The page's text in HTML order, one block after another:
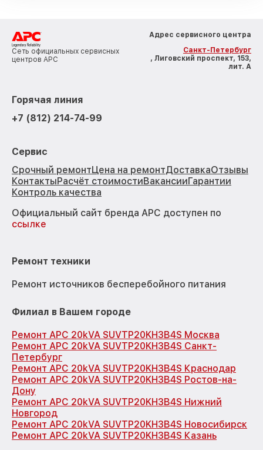
Сеть официальных сервисных
центров APC
Адрес сервисного центра
Санкт-Петербург
, Лиговский проспект, 153,
лит. А
Горячая линия
+7 (812) 214-74-99
Сервис
Срочный ремонтЦена на ремонтДоставкаОтзывы
КонтактыРасчёт стоимостиВакансииГарантии
Контроль качества
Официальный сайт бренда APC доступен по
ссылке
Ремонт техники
Ремонт источников бесперебойного питания
Филиал в Вашем городе
Ремонт APC 20kVA SUVTP20KH3B4S Москва
Ремонт APC 20kVA SUVTP20KH3B4S Санкт-
Петербург
Ремонт APC 20kVA SUVTP20KH3B4S Краснодар
Ремонт APC 20kVA SUVTP20KH3B4S Ростов-на-
Дону
Ремонт APC 20kVA SUVTP20KH3B4S Нижний
Новгород
Ремонт APC 20kVA SUVTP20KH3B4S Новосибирск
Ремонт APC 20kVA SUVTP20KH3B4S Казань